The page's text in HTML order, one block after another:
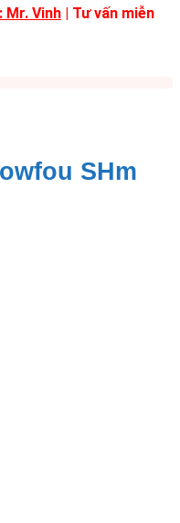
Mr. Vinh | Tư vấn miễn
SHm